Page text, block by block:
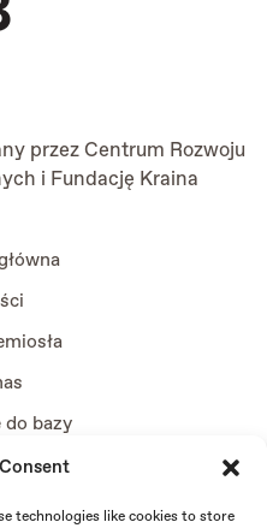
technologies like cookies to store
przezCentrum Rozwoju
i Fundację Kraina
do bazy